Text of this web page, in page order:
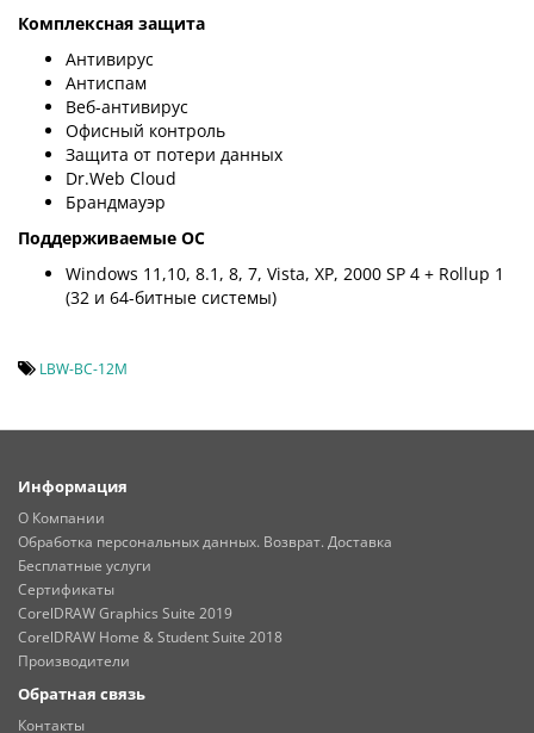
Комплексная защита
Антивирус
Антиспам
Веб-антивирус
Офисный контроль
Защита от потери данных
Dr.Web Cloud
Брандмауэр
Поддерживаемые ОС
Windows 11,10, 8.1, 8, 7, Vista, XP, 2000 SP 4 + Rollup 1
(32 и 64-битные системы)
LBW-BC-12M
Информация
О Компании
Обработка персональных данных. Возврат. Доставка
Бесплатные услуги
Сертификаты
CorelDRAW Graphics Suite 2019
CorelDRAW Home & Student Suite 2018
Производители
Обратная связь
Контакты